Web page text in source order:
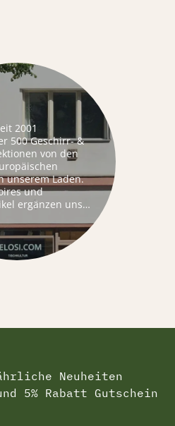
2001
500 Geschirr- &
von den
unserem Laden.
und
ergänzen unser
Neuheiten
5% Rabatt Gutschein